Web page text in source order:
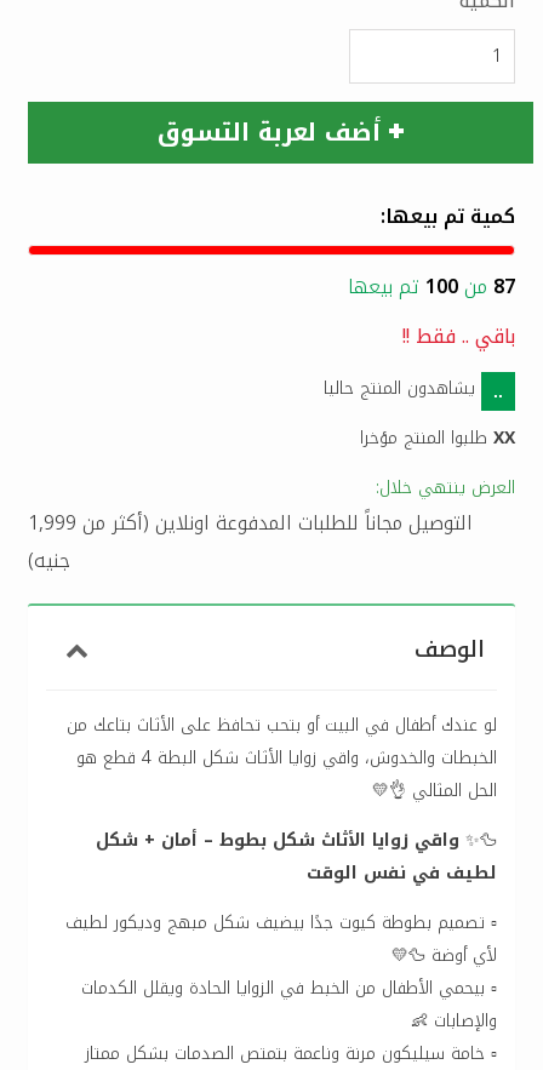
أضف لعربة التسوق
كمية تم بيعها:
87 من100 تم بيعها
باقي..فقط !!
..
يشاهدون المنتج حاليا
XX طلبوا المنتج مؤخرا
العرض ينتهي خلال:
التوصيل مجاناً للطلبات المدفوعة اونلاين (أكثر من 1,999
جنيه)
الوصف
لو عندك أطفال في البيت أو بتحب تحافظ على الأثاث بتاعك من
الخبطات والخدوش، واقي زوايا الأثاث شكل البطة 4 قطع هو
الحل المثالي 👌💛
🦆✨ واقي زوايا الأثاث شكل بطوط – أمان + شكل
لطيف في نفس الوقت
▫️ تصميم بطوطة كيوت جدًا بيضيف شكل مبهج وديكور لطيف
لأي أوضة 🦆💛
▫️ بيحمي الأطفال من الخبط في الزوايا الحادة ويقلل الكدمات
والإصابات 👶
▫️ خامة سيليكون مرنة وناعمة بتمتص الصدمات بشكل ممتاز